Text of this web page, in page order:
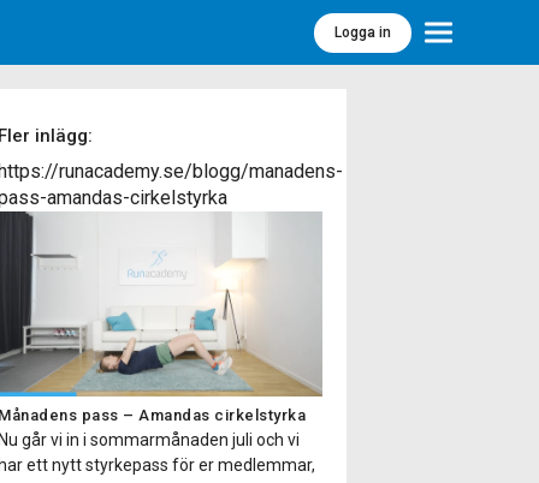
Logga in Meny
Fler inlägg:
runacademy.se/blogg/manadens-
amandas-cirkelstyrka
Månadens pass – Amandas cirkelstyrka
Nu går vi in i sommarmånaden juli och vi
har ett nytt styrkepass för er medlemmar,